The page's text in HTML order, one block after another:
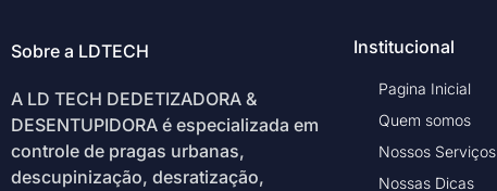
Sobre a LDTECH
A LD TECH DEDETIZADORA &
DESENTUPIDORA é especializada em
controle de pragas urbanas,
descupinização, desratização,
Institucional
Pagina Inicial
Quem somos
Nossos Serviços
Nossas Dicas